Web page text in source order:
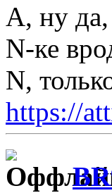
А, ну
N-ке
N,
https://